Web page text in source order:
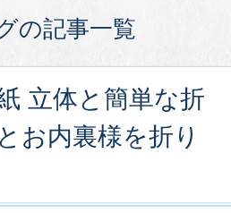
の記事一覧
立体と簡単な折
お内裏様を折り